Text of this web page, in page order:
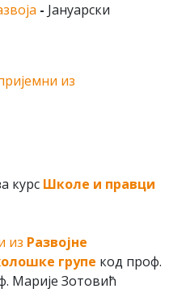
- Јануарски
из
курс Школе и правци
из Развојне
групе код проф.
Марије Зотовић